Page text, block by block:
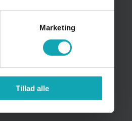
Marketing
Tillad alle
info og FAQ